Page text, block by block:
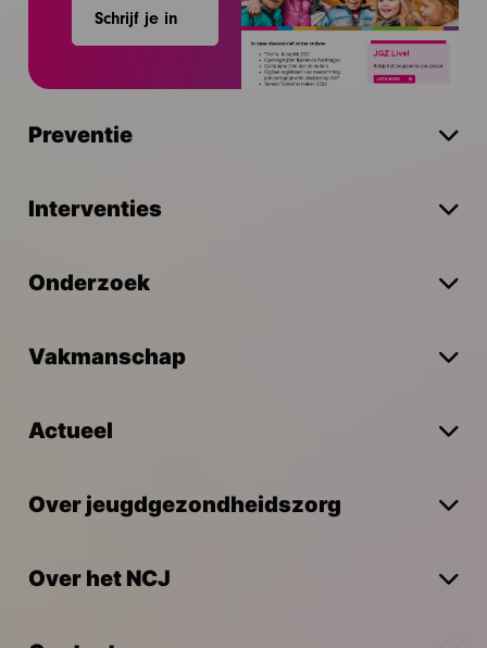
Schrijf je in
Preventie
Interventies
Onderzoek
Vakmanschap
Actueel
Over jeugdgezondheidszorg
Over het NCJ